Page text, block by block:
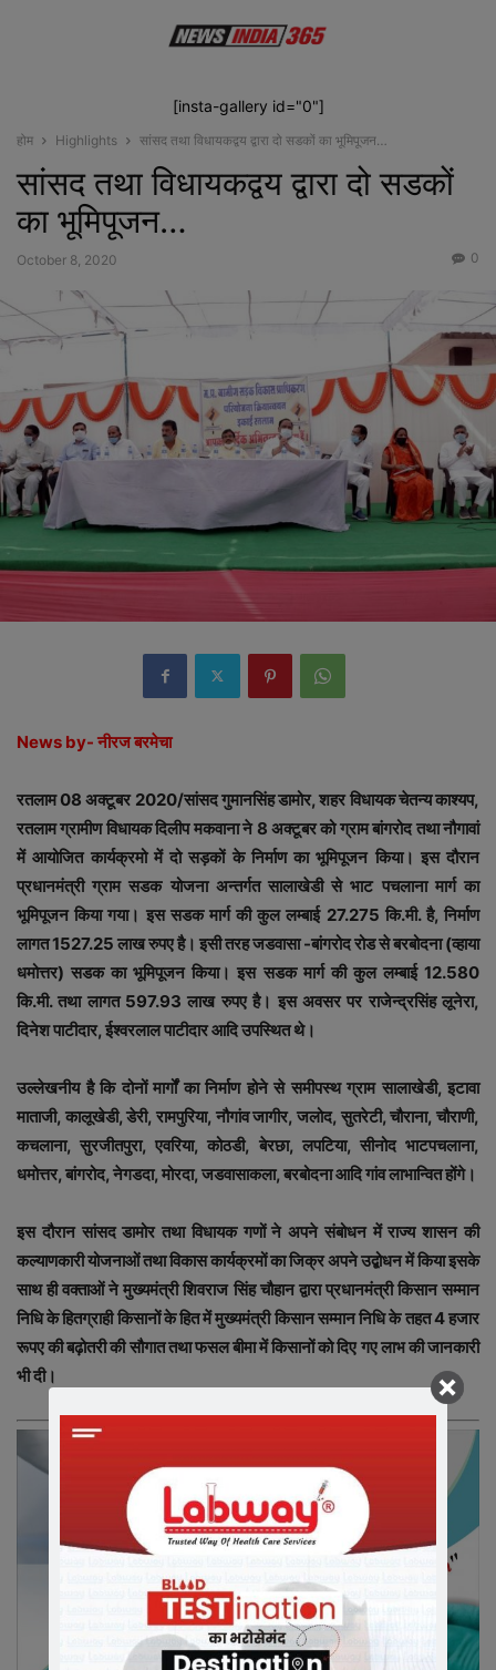
[insta-gallery id="0"]
होम Highlights सांसद तथा विधायकद्वय द्वारा दो सडकों का भूमिपूजन…
सांसद तथा विधायकद्वय द्वारा दो सडकों
का भूमिपूजन…
October 8, 2020 0
News by- नीरज बरमेचा
रतलाम 08 अक्टूबर 2020/सांसद गुमानसिंह डामोर, शहर विधायक चेतन्य काश्यप,
रतलाम ग्रामीण विधायक दिलीप मकवाना ने 8 अक्टूबर को ग्राम बांगरोद तथा नौगावां
में आयोजित कार्यक्रमो में दो सड़कों के निर्माण का भूमिपूजन किया। इस दौरान
प्रधानमंत्री ग्राम सडक योजना अन्तर्गत सालाखेडी से भाट पचलाना मार्ग का
भूमिपूजन किया गया। इस सडक मार्ग की कुल लम्बाई 27.275 कि.मी. है, निर्माण
लागत 1527.25 लाख रुपए है। इसी तरह जडवासा -बांगरोद रोड से बरबोदना (व्हाया
धमोत्तर) सडक का भूमिपूजन किया। इस सडक मार्ग की कुल लम्बाई 12.580
कि.मी. तथा लागत 597.93 लाख रुपए है। इस अवसर पर राजेन्द्रसिंह लूनेरा,
दिनेश पाटीदार, ईश्वरलाल पाटीदार आदि उपस्थित थे।
उल्लेखनीय है कि दोनों मार्गों का निर्माण होने से समीपस्थ ग्राम सालाखेडी, इटावा
माताजी, कालूखेडी, डेरी, रामपुरिया, नौगांव जागीर, जलोद, सुतरेटी, चौराना, चौराणी,
कचलाना, सुरजीतपुरा, एवरिया, कोठडी, बेरछा, लपटिया, सीनोद भाटपचलाना,
धमोत्तर, बांगरोद, नेगडदा, मोरदा, जडवासाकला, बरबोदना आदि गांव लाभान्वित होंगे।
इस दौरान सांसद डामोर तथा विधायक गणों ने अपने संबोधन में राज्य शासन की
कल्याणकारी योजनाओं तथा विकास कार्यक्रमों का जिक्र अपने उद्बोधन में किया इसके
साथ ही वक्ताओं ने मुख्यमंत्री शिवराज सिंह चौहान द्वारा प्रधानमंत्री किसान सम्मान
निधि के हितग्राही किसानों के हित में मुख्यमंत्री किसान सम्मान निधि के तहत 4 हजार
रूपए की बढ़ोतरी की सौगात तथा फसल बीमा में किसानों को दिए गए लाभ की जानकारी
भी दी।